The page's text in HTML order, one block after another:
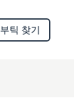
부틱 찾기